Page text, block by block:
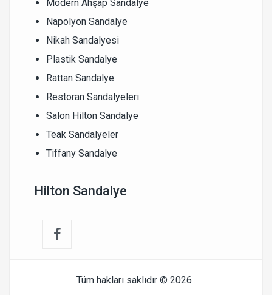
Modern Ahşap Sandalye
Napolyon Sandalye
Nikah Sandalyesi
Plastik Sandalye
Rattan Sandalye
Restoran Sandalyeleri
Salon Hilton Sandalye
Teak Sandalyeler
Tiffany Sandalye
Hilton Sandalye
Tüm hakları saklıdır © 2026 .